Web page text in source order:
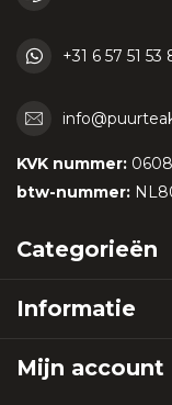
+31 6 57 51 53
KVK nummer:
btw-nummer:
Categorieën
Informatie
Mijn account